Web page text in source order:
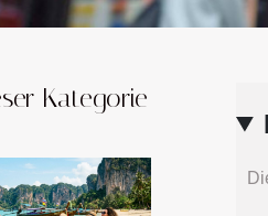
Kategorie